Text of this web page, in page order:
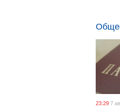
23:29 7